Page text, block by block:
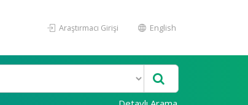
Araştırmacı Girişi English